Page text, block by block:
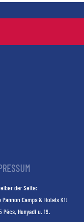
der Seite:
Pannon Camps & Hotels Kft
Pécs, Hunyadi u. 19.